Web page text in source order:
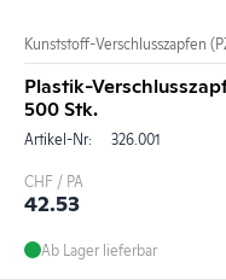
Kunststoff-Verschlusszapfen
Plastik-
500 Stk.
Artikel-Nr: 326.001
CHF / PA
42.53
Ab Lager lieferbar